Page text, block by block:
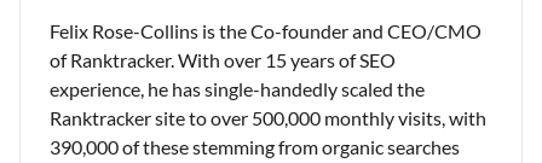
Felix Rose-Collins is the Co-founder and CEO/CMO
of Ranktracker. With over 15 years of SEO
experience, he has single-handedly scaled the
Ranktracker site to over 500,000 monthly visits, with
390,000 of these stemming from organic searches